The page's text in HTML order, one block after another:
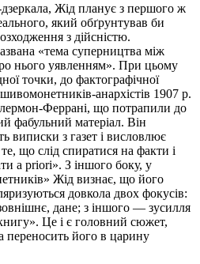
Жід планує з першого ж
який обґрунтував би
з дійсністю.
«тема суперництва між
нього уявленням». При цьому
точки, до фактографічної
анархістів 1907 р.
Феррані, що потрапили до
фабульний матеріал. Він
виписки з газет і висловлює
що слід спиратися на факти і
a priori». З іншого боку, у
Жід визнає, що його
довкола двох фокусів:
дане; з іншого — зусилля
Це і є головний сюжет,
переносить його в царину